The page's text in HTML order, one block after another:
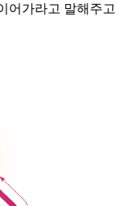
어가라고 말해주고